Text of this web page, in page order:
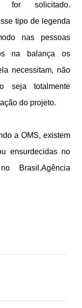
for solicitado.
tipo de legenda
nas pessoas
na balança os
necessitam, não
seja totalmente
do projeto.
a OMS, existem
ensurdecidas no
Brasil.Agência